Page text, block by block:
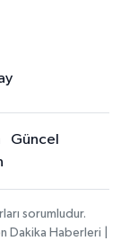
Güncel
sorumludur.
Dakika Haberleri |